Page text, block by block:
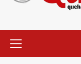
principal